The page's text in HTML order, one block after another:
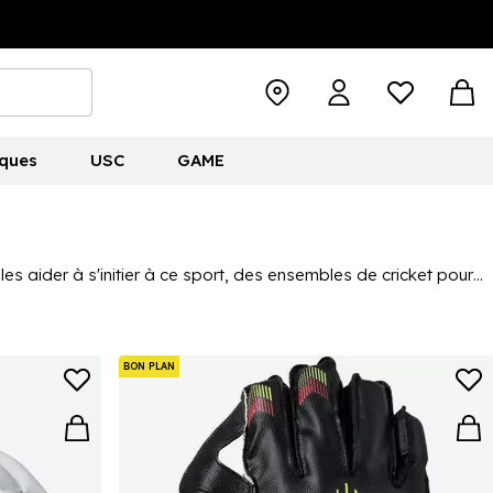
USC GAME
aider à s'initier à ce sport, des ensembles de cricket pour
trouverez ici tous les essentiels dont ils ont besoin.
la famille, pour se préparer à tous les matchs qu'ils
BON PLAN